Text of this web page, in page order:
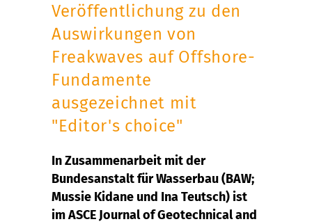
Veröffentlichung zu den
Auswirkungen von
Freakwaves auf Offshore-
Fundamente
ausgezeichnet mit
"Editor's choice"
In Zusammenarbeit mit der
Bundesanstalt für Wasserbau (BAW;
Mussie Kidane und Ina Teutsch) ist
im ASCE Journal of Geotechnical and